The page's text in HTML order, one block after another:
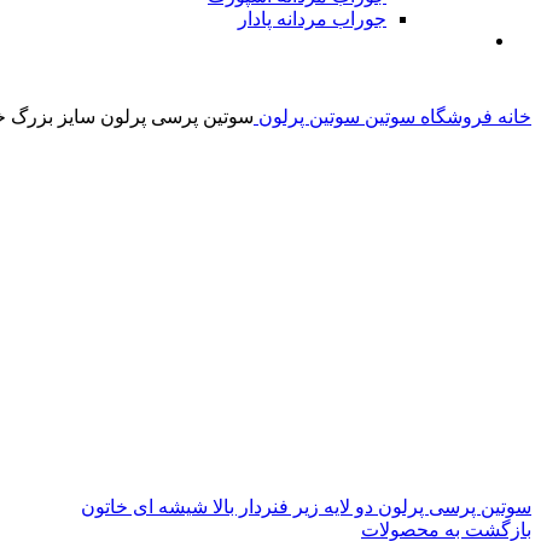
جوراب مردانه پادار
خانه فروشگاه سوتین سوتین پرلون سوتین پرسی پرلون سایز بزرگ
سوتین پرسی پرلون دو لایه زیر فنردار بالا شیشه ای خاتون
بازگشت به محصولات